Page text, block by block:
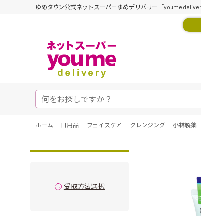
ゆめタウン公式ネットスーパーゆめデリバリー「youme
ホーム - 日用品 - フェイスケア - クレンジング -小林製薬
受取方法選択